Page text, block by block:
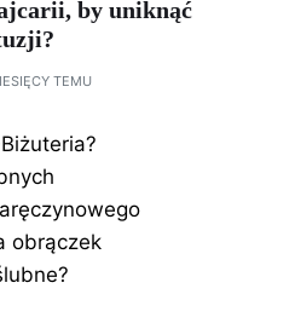
by uniknąć
TEMU
obrączek